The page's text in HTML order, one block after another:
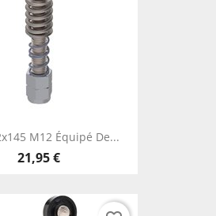
M12 Équipé De...
21,95 €